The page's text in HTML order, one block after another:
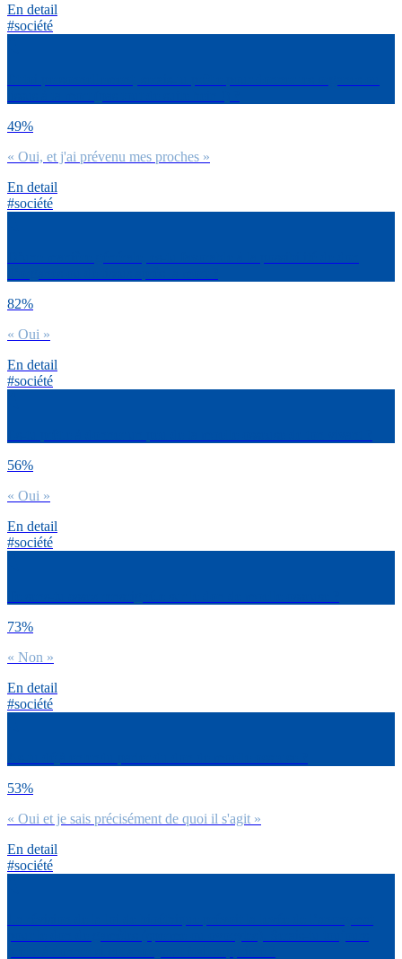
En detail
#société
49%
« Oui, et j'ai prévenu mes proches »
En detail
#société
82%
« Oui »
En detail
#société
56%
« Oui »
En detail
#société
73%
« Non »
En detail
#société
53%
« Oui et je sais précisément de quoi il s'agit »
En detail
#société